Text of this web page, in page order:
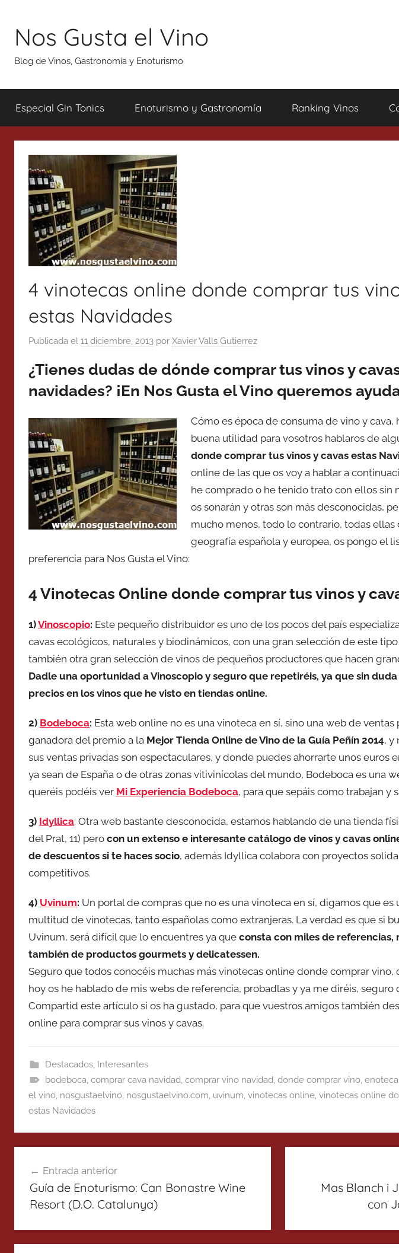
contenido
Nos Gusta el Vino
Blog de Vinos, Gastronomía y Enoturismo
Especial Gin Tonics Enoturismo y Gastronomía Ranking Vinos
4 vinotecas online donde comprar tus
estas Navidades
Publicada el 11 diciembre, 2013 por Xavier Valls Gutierrez
¿Tienes dudas de dónde comprar tus vinos y
navidades? ¡En Nos Gusta el Vino queremos
Cómo es época de consuma de vino y cava,
buena utilidad para vosotros hablaros de
donde comprar tus vinos y cavas estas
online de las que os voy a hablar a
he comprado o he tenido trato con ellos sin
os sonarán y otras son más desconocidas,
mucho menos, todo lo contrario, todas
geografía española y europea, os pongo el
preferencia para Nos Gusta el Vino:
4 Vinotecas Online donde comprar tus vinos y
1)Vinoscopio: Este pequeño distribuidor es uno de los pocos del país
cavas ecológicos, naturales y biodinámicos, con una gran selección de este
también otra gran selección de vinos de pequeños productores que hacen
Dadle una oportunidad a Vinoscopio y seguro que repetiréis, ya que sin
precios en los vinos que he visto en tiendas online.
2) Bodeboca: Esta web online no es una vinoteca en sí, sino una web de ventas
ganadora del premio a la Mejor Tienda Online de Vino de la Guía Peñín 2014, y
sus ventas privadas son espectaculares, y donde puedes ahorrarte unos euros
ya sean de España o de otras zonas vitivinícolas del mundo, Bodeboca es una
queréis podéis ver Mi Experiencia Bodeboca, para que sepáis como trabajan y
3) Idyllica: Otra web bastante desconocida, estamos hablando de una tienda
del Prat, 11) pero con un extenso e interesante catálogo de vinos y cavas
de descuentos si te haces socio, además Idyllica colabora con proyectos
competitivos.
4) Uvinum: Un portal de compras que no es una vinoteca en sí, digamos que es
multitud de vinotecas, tanto españolas como extranjeras. La verdad es que si
Uvinum, será difícil que lo encuentres ya que consta con miles de referencias,
también de productos gourmets y delicatessen.
Seguro que todos conocéis muchas más vinotecas online donde comprar vino,
hoy os he hablado de mis webs de referencia, probadlas y ya me diréis, seguro
Compartid este artículo si os ha gustado, para que vuestros amigos también
online para comprar sus vinos y cavas.
Destacados, Interesantes
bodeboca, comprar cava navidad, comprar vino navidad, donde comprar vino,
el vino, nosgustaelvino, nosgustaelvino.com, uvinum, vinotecas online, vinotecas online
estas Navidades
de
entradas
Entrada anterior
Guía de Enoturismo: Can Bonastre Wine
Resort (D.O. Catalunya)
Mas Blanch i
con